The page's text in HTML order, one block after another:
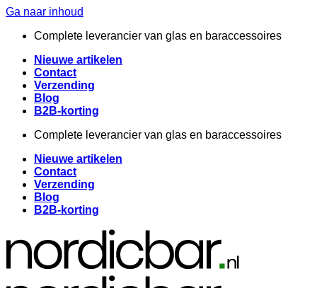
Ga naar inhoud
Complete leverancier van glas en baraccessoires
Nieuwe artikelen
Contact
Verzending
Blog
B2B-korting
Complete leverancier van glas en baraccessoires
Nieuwe artikelen
Contact
Verzending
Blog
B2B-korting